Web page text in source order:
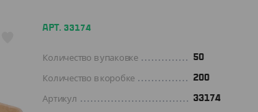
АРТ. 33174
Количество в упаковке 50
Количество в коробке 200
Артикул 33174